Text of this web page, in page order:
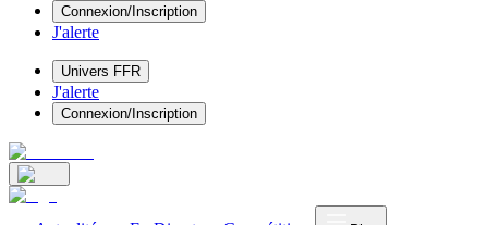
Connexion/Inscription
J'alerte
Univers FFR
J'alerte
Connexion/Inscription